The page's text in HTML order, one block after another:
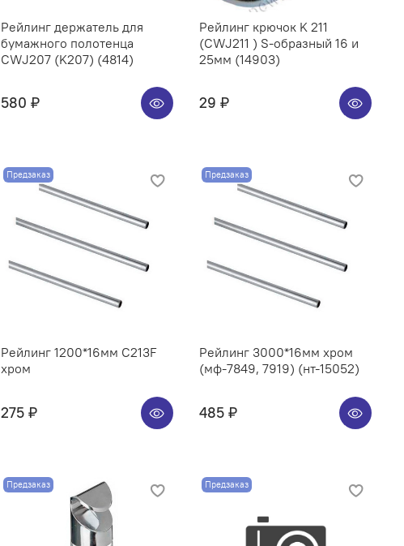
Рейлинг держатель для
бумажного полотенца
CWJ207 (K207) (4814)
580 ₽
Рейлинг крючок K 211
(CWJ211 ) S-образный 16 и
25мм (14903)
29 ₽
Предзаказ
Рейлинг 1200*16мм C213F
хром
275 ₽
Предзаказ
Рейлинг 3000*16мм хром
(мф-7849, 7919) (нт-15052)
485 ₽
Предзаказ Предзаказ